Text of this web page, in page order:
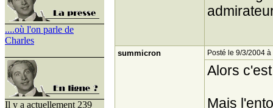
....où l'on parle de
Charles
Il y a actuellement 239
summicron Posté le 9/3/2004
Alors
Mais